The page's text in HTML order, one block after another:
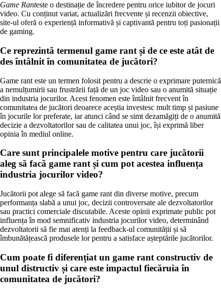
Game Ranteste o destinație de încredere pentru orice iubitor de jocuri
video. Cu conținut variat, actualizări frecvente și recenzii obiective,
site-ul oferă o experiență informativă și captivantă pentru toți pasionații
de gaming.
Ce reprezintă termenul game rant și de ce este atât de
des întâlnit în comunitatea de jucători?
Game rant este un termen folosit pentru a descrie o exprimare puternică
a nemulțumirii sau frustrării față de un joc video sau o anumită situație
din industria jocurilor. Acest fenomen este întâlnit frecvent în
comunitatea de jucători deoarece aceștia investesc mult timp și pasiune
în jocurile lor preferate, iar atunci când se simt dezamăgiți de o anumită
decizie a dezvoltatorilor sau de calitatea unui joc, își exprimă liber
opinia în mediul online.
Care sunt principalele motive pentru care jucătorii
aleg să facă game rant și cum pot acestea influența
industria jocurilor video?
Jucătorii pot alege să facă game rant din diverse motive, precum
performanța slabă a unui joc, decizii controversate ale dezvoltatorilor
sau practici comerciale discutabile. Aceste opinii exprimate public pot
influența în mod semnificativ industria jocurilor video, determinând
dezvoltatorii să fie mai atenți la feedback-ul comunității și să
îmbunătățească produsele lor pentru a satisface așteptările jucătorilor.
Cum poate fi diferențiat un game rant constructiv de
unul distructiv și care este impactul fiecăruia în
comunitatea de jucători?